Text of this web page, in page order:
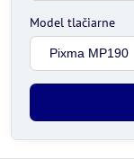
Model tlačiarne